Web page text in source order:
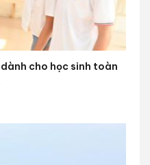
cho học sinh toàn